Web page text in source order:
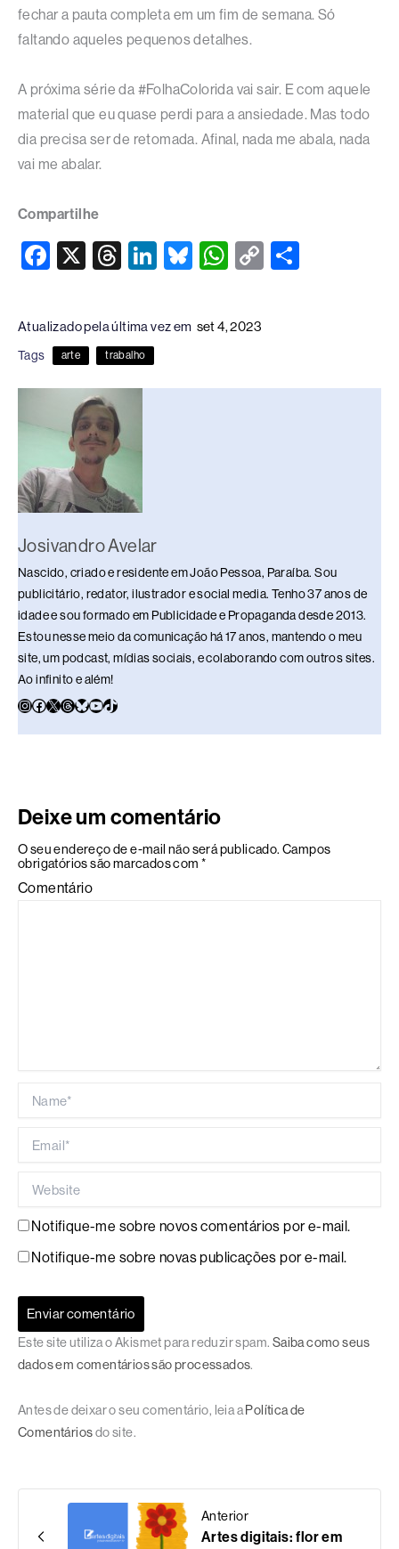
fechar a pauta completa em um fim de semana. Só
faltando aqueles pequenos detalhes.
A próxima série da #FolhaColorida vai sair. E com aquele
material que eu quase perdi para a ansiedade. Mas todo
dia precisa ser de retomada. Afinal, nada me abala, nada
vai me abalar.
Compartilhe
F
c
e
b
o
o
X
T
e
a
d
s
Li
e
n
Bl
sk
W
at
s
p
C
n
Atualizado pela última vez em set 4, 2023
Tags arte trabalho
Josivandro Avelar
Nascido, criado e residente em João Pessoa, Paraíba. Sou
publicitário, redator, ilustrador e social media. Tenho 37 anos de
idade e sou formado em Publicidade e Propaganda desde 2013.
Estou nesse meio da comunicação há 17 anos, mantendo o meu
site, um podcast, mídias sociais, e colaborando com outros sites.
Ao infinito e além!
Deixe um comentário
O seu endereço de e-mail não será publicado. Campos
obrigatórios são marcados com *
Comentário
Notifique-me sobre novos comentários por e-mail.
Notifique-me sobre novas publicações por e-mail.
Este site utiliza o Akismet para reduzir spam. Saiba como seus
dados em comentários são processados.
Antes de deixar o seu comentário, leia a Política de
Comentáriosdo site.
Anterior
Artes digitais: flor em